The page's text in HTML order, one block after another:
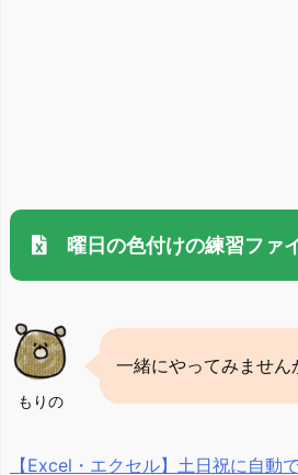
曜日の色付けの練習ファ
もりの
一緒にやってみません
【Excel・エクセル】土日祝に自動